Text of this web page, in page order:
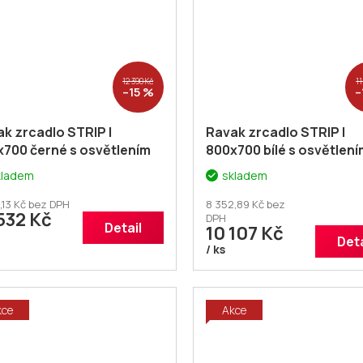
12 390 Kč
–15 %
zrcadlo STRIP I
černé s osvětlením
sleva 5% kód:
Kč bez DPH
Kč Detail
Ravak zrcadlo STRIP I
800x700 bílé s
X000001567
Dodatečná sleva 5% kód:
KOUPELNA
skladem
8 352,89 Kč bez
DPH
10 107 Kč
/ ks
Akce